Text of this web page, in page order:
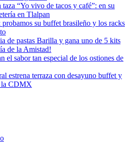
“Yo vivo de tacos y café”: en su
en Tlalpan
probamos su buffet brasileño y los racks
de pastas Barilla y gana uno de 5 kits
de la Amistad!
el sabor tan especial de los ostiones de
estrena terraza con desayuno buffet y
la CDMX